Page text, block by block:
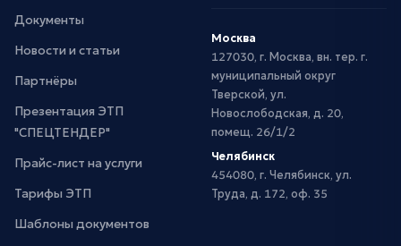
Документы
Новости и статьи
Партнёры
Презентация ЭТП
"СПЕЦТЕНДЕР"
Прайс-лист на услуги
Тарифы ЭТП
Шаблоны документов
Москва
127030, г. Москва, вн. тер. г.
муниципальный округ
Тверской, ул.
Новослободская, д. 20,
помещ. 26/1/2
Челябинск
454080, г. Челябинск, ул.
Труда, д. 172, оф. 35